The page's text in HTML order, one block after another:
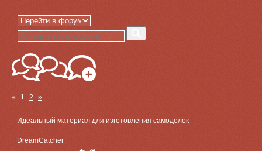
« 1 2 »
Идеальный материал для изготовления самоделок
DreamCatcher